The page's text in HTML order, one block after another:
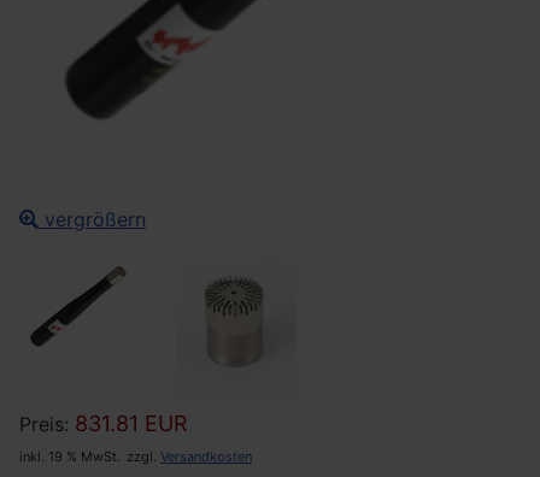
vergrößern
Preis: 831.81 EUR
inkl. 19 % MwSt. zzgl. Versandkosten